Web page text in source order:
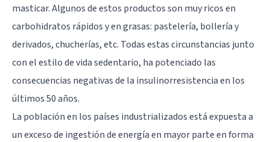
masticar. Algunos de estos productos son muy ricos en
carbohidratos rápidos y en grasas: pastelería, bollería y
derivados, chucherías, etc. Todas estas circunstancias junto
con el estilo de vida sedentario, ha potenciado las
consecuencias negativas de la insulinorresistencia en los
últimos 50 años.
La población en los países industrializados está expuesta a
un exceso de ingestión de energía en mayor parte en forma